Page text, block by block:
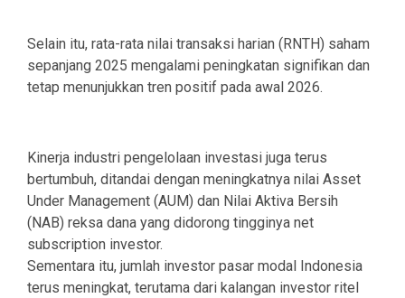
Selain itu, rata-rata nilai transaksi harian (RNTH) saham
sepanjang 2025 mengalami peningkatan signifikan dan
tetap menunjukkan tren positif pada awal 2026.
Kinerja industri pengelolaan investasi juga terus
bertumbuh, ditandai dengan meningkatnya nilai Asset
Under Management (AUM) dan Nilai Aktiva Bersih
(NAB) reksa dana yang didorong tingginya net
subscription investor.
Sementara itu, jumlah investor pasar modal Indonesia
terus meningkat, terutama dari kalangan investor ritel